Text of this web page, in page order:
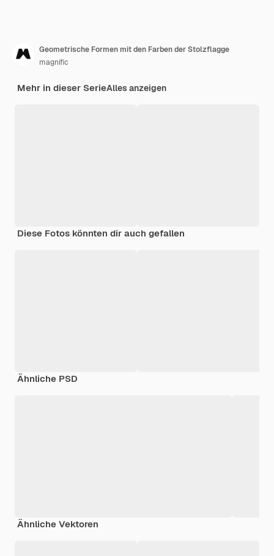
Geometrische Formen mit den Farben der Stolzflagge
magnific
Mehr in dieser SerieAlles anzeigen
Diese Fotos könnten dir auch gefallen
Ähnliche PSD
Ähnliche Vektoren